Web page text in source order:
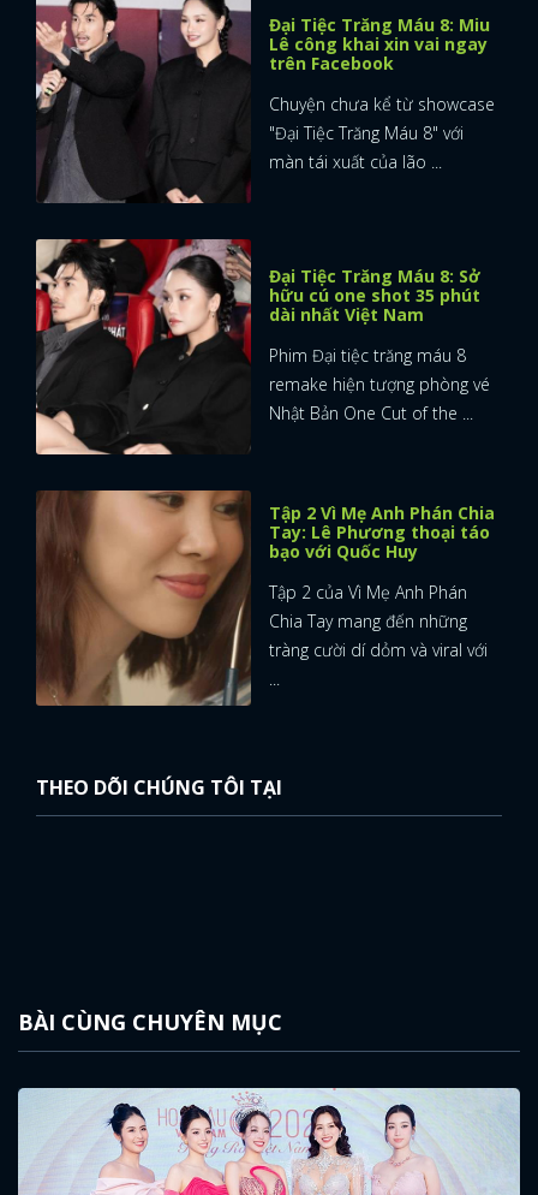
Đại Tiệc Trăng Máu 8: Miu
Lê công khai xin vai ngay
trên Facebook
Chuyện chưa kể từ showcase
"Đại Tiệc Trăng Máu 8" với
màn tái xuất của lão ...
Đại Tiệc Trăng Máu 8: Sở
hữu cú one shot 35 phút
dài nhất Việt Nam
Phim Đại tiệc trăng máu 8
remake hiện tượng phòng vé
Nhật Bản One Cut of the ...
Tập 2 Vì Mẹ Anh Phán Chia
Tay: Lê Phương thoại táo
bạo với Quốc Huy
Tập 2 của Vì Mẹ Anh Phán
Chia Tay mang đến những
tràng cười dí dỏm và viral với
...
THEO DÕI CHÚNG TÔI TẠI
BÀI CÙNG CHUYÊN MỤC